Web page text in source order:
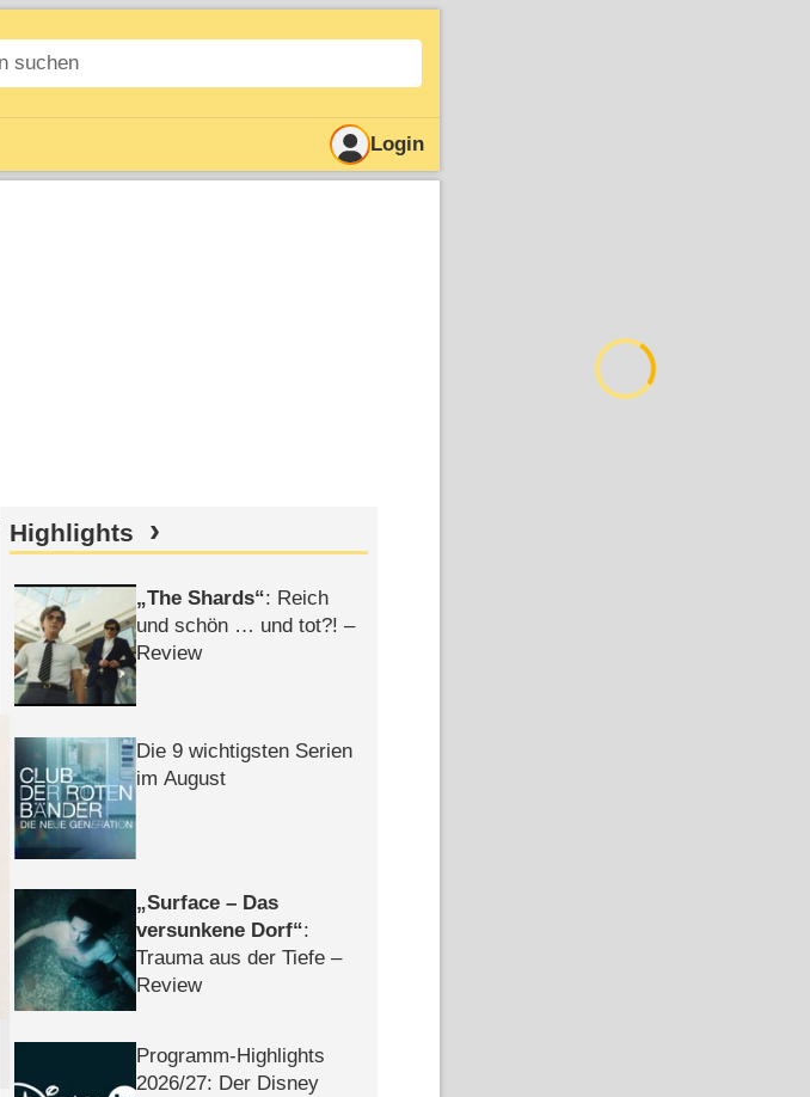
Login
Highlights
The Shards : Reich
und schön … und tot?! –
Review
Die 9 wichtigsten Serien
im August
Surface – Das
versunkene Dorf :
Trauma aus der Tiefe –
Review
Programm-Highlights
2026/​27: Der Disney